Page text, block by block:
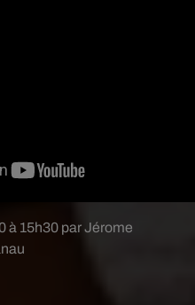
à 15h30 par Jérome